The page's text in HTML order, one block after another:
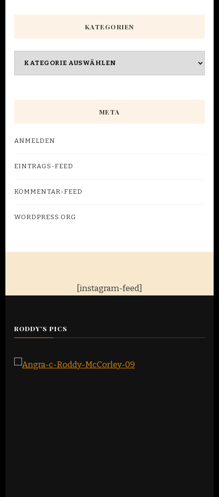
etwas?
KATEGORIEN
META
ANMELDEN
EINTRAGS-FEED
KOMMENTAR-FEED
WORDPRESS.ORG
[instagram-feed]
RODDY’S PICS